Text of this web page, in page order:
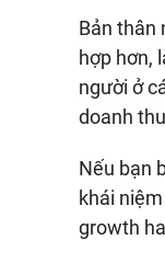
Bản thân
hợp hơn,
người ở
doanh
Nếu bạn
khái
growth